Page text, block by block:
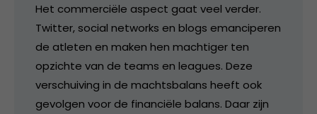
Het commerciële aspect gaat veel verder.
Twitter, social networks en blogs emanciperen
de atleten en maken hen machtiger ten
opzichte van de teams en leagues. Deze
verschuiving in de machtsbalans heeft ook
gevolgen voor de financiële balans. Daar zijn